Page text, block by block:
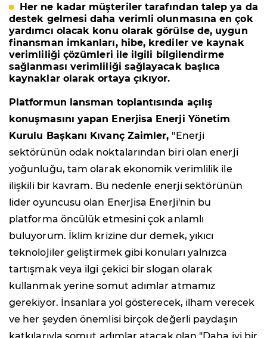
Her ne kadar müşteriler tarafından talep ya da
destek gelmesi daha verimli olunmasına en çok
yardımcı olacak konu olarak görülse de, uygun
finansman imkanları, hibe, krediler ve kaynak
verimliliği çözümleri ile ilgili bilgilendirme
sağlanması verimliliği sağlayacak başlıca
kaynaklar olarak ortaya çıkıyor.
Platformun lansman toplantısında açılış
konuşmasını yapan Enerjisa Enerji Yönetim
Kurulu Başkanı Kıvanç Zaimler, "Enerji
sektörünün odak noktalarından biri olan enerji
yoğunluğu, tam olarak ekonomik verimlilik ile
ilişkili bir kavram. Bu nedenle enerji sektörünün
lider oyuncusu olan Enerjisa Enerji'nin bu
platforma öncülük etmesini çok anlamlı
buluyorum. İklim krizine dur demek, yıkıcı
teknolojiler geliştirmek gibi konuları yalnızca
tartışmak veya ilgi çekici bir slogan olarak
kullanmak yerine somut adımlar atmamız
gerekiyor. İnsanlara yol gösterecek, ilham verecek
ve her şeyden önemlisi birçok değerli paydaşın
katkılarıyla somut adımlar atacak olan "Daha iyi bir